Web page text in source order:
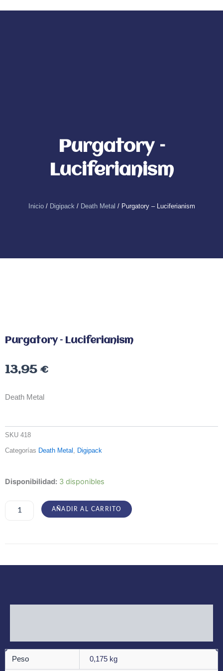
Purgatory –
Luciferianism
Inicio/ Digipack/ Death Metal / Purgatory – Luciferianism
Purgatory – Luciferianism
13,95 €
Death Metal
SKU 418
Categorías Death Metal , Digipack
Disponibilidad: 3 disponibles
Purgatory
Luciferianism
cantidad
AÑADIR AL CARRITO
Peso 0,175 kg